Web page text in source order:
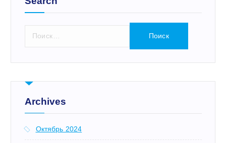
т
:
Archives
Октябрь 2024